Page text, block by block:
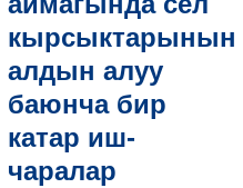
кырсыктарынын
алдын алуу
баюнча бир
катар иш-
чаралар